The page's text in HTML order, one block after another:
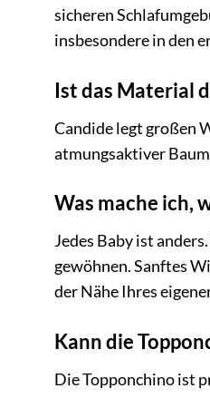
sicheren
insbesondere in den
Ist das Material
Candide legt großen
atmungsaktiver
Was mache ich,
Jedes Baby ist
gewöhnen. Sanftes
der Nähe Ihres
Kann die
Die Topponchino ist